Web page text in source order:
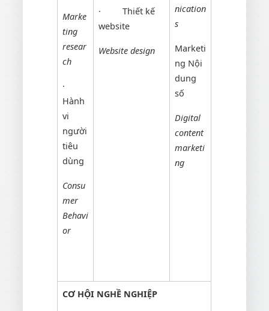
Marke
ting
resear
ch
·
Hành
vi
người
tiêu
dùng
Consu
mer
Behavi
or
·
Thiết kế
website
Website design
nication
s
Marketi
ng Nội
dung
số
Digital
content
marketi
ng
CƠ HỘI NGHỀ NGHIỆP